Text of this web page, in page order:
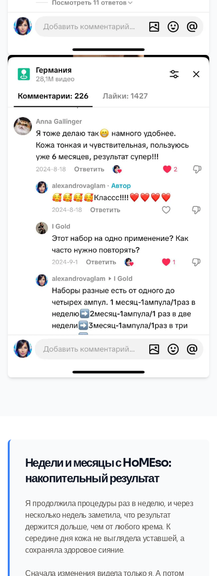
Недели и месяцы с HoMEso:
накопительный результат
Я продолжила процедуры раз в неделю, и через
несколько недель заметила, что результат
держится дольше, чем от любого крема. К
середине дня кожа не выглядела уставшей, а
сохраняла здоровое сияние.
Сначала изменения видела только я. А потом